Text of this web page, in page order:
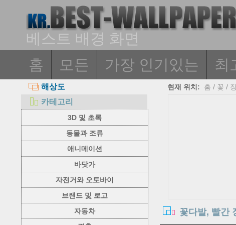
베스트 배경 화면
홈
모든 가장 인기있는 최
해상도
카테고리
3D 및 초록
동물과 조류
애니메이션
바닷가
자전거와 오토바이
브랜드 및 로고
자동차
현재 위치: 홈 / 꽃 /
꽃다발, 빨간